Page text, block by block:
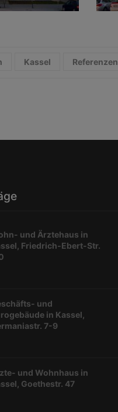
Kassel Referenzen
und Ärztehaus in
Friedrich-Ebert-Str.
und
in Kassel,
7-9
und Wohnhaus in
Goethestr. 47